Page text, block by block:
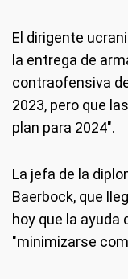
El dirigente
la entrega de
contraofensiva
2023, pero que
plan para 2024".
La jefa de la
Baerbock, que
hoy que la ayuda
"minimizarse